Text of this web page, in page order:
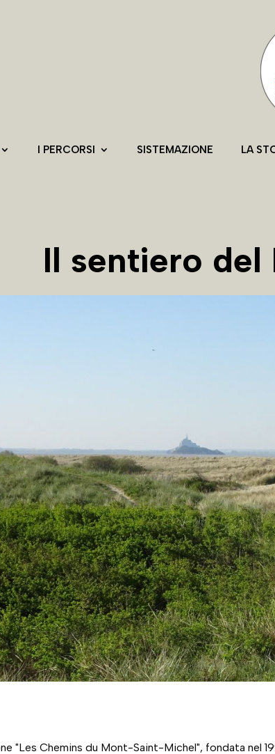
I PERCORSI SISTEMAZIONE LA
Il sentiero
"Les Chemins du Mont-Saint-Michel", fondata nel